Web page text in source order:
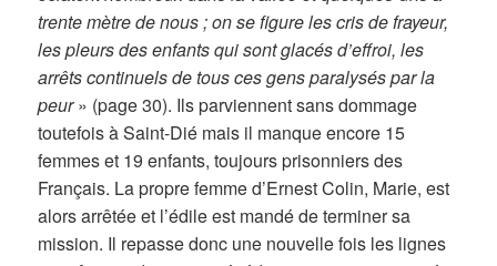
trente mètre de nous ; on se figure les cris de frayeur,
les pleurs des enfants qui sont glacés d’effroi, les
arrêts continuels de tous ces gens paralysés par la
peur» (page 30). Ils parviennent sans dommage
toutefois à Saint-Dié mais il manque encore 15
femmes et 19 enfants, toujours prisonniers des
Français. La propre femme d’Ernest Colin, Marie, est
alors arrêtée et l’édile est mandé de terminer sa
mission. Il repasse donc une nouvelle fois les lignes